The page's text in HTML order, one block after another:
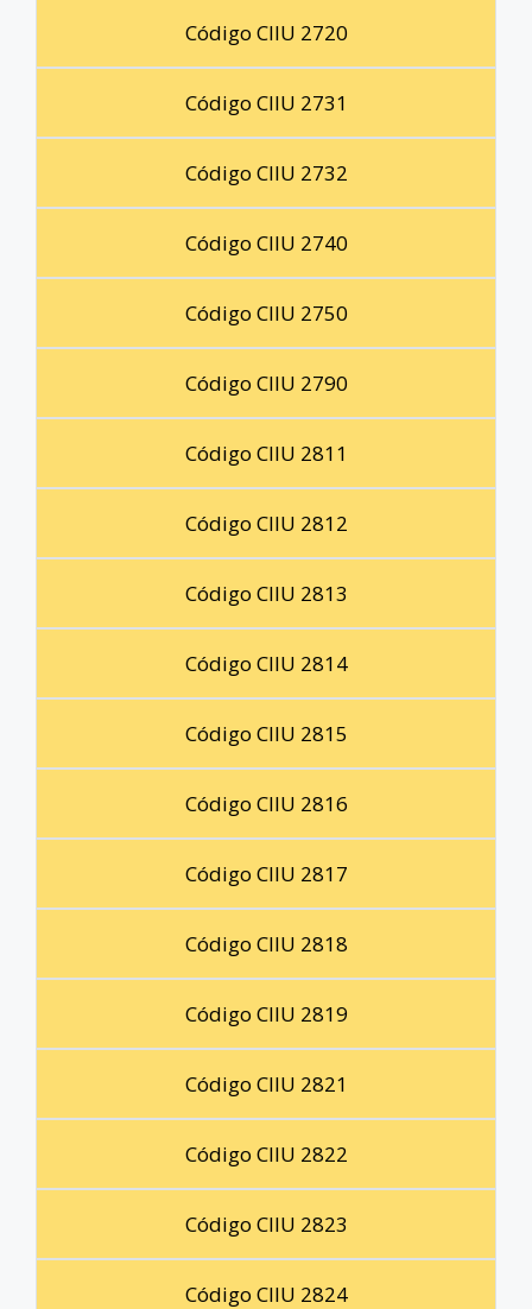
Código CIIU 2720
Código CIIU 2731
Código CIIU 2732
Código CIIU 2740
Código CIIU 2750
Código CIIU 2790
Código CIIU 2811
Código CIIU 2812
Código CIIU 2813
Código CIIU 2814
Código CIIU 2815
Código CIIU 2816
Código CIIU 2817
Código CIIU 2818
Código CIIU 2819
Código CIIU 2821
Código CIIU 2822
Código CIIU 2823
Código CIIU 2824